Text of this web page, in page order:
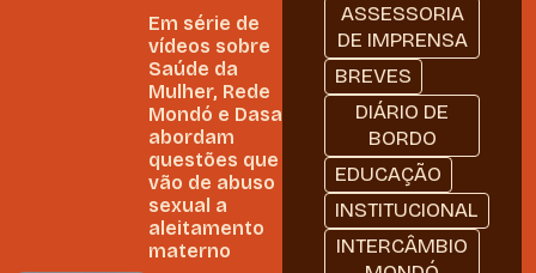
Em série de
vídeos sobre
Saúde da
Mulher, Rede
Mondó e Dasa
abordam
questões que
vão de abuso
sexual a
aleitamento
materno
ASSESSORIA
DE IMPRENSA
BREVES
DIÁRIO DE
BORDO
EDUCAÇÃO
INSTITUCIONAL
INTERCÂMBIO